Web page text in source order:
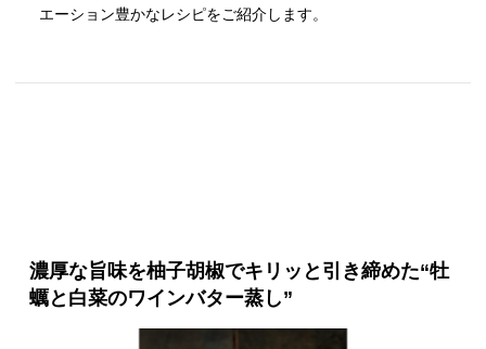
エーション豊かなレシピをご紹介します。
濃厚な旨味を柚子胡椒でキリッと引き締めた“牡
蠣と白菜のワインバター蒸し”